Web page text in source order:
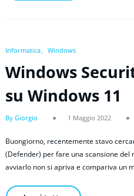
Informatica Windows
Windows
su Windows 11
By Giorgio 1 Maggio 2022
Buongiorno, recentemente stavo
(Defender) per fare una scansione del
avviarlo non si apriva e compariva un